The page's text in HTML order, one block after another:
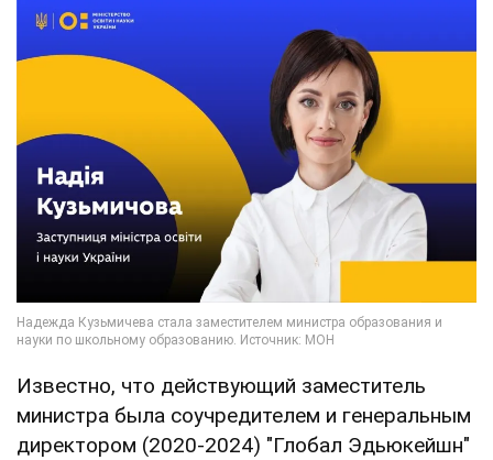
Известно, что действующий заместитель
министра была соучредителем и генеральным
директором (2020-2024) "Глобал Эдьюкейшн"